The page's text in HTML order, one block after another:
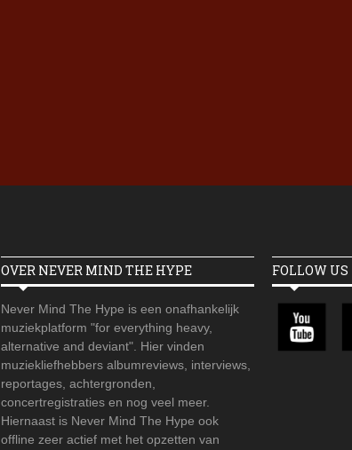
OVER NEVER MIND THE HYPE
Never Mind The Hype is een onafhankelijk
muziekplatform "for everything heavy,
alternative and deviant". Hier vinden
muziekliefhebbers albumreviews, interviews,
reportages, achtergronden,
concertregistraties en nog veel meer.
Hiernaast is Never Mind The Hype ook
offline zeer actief met het opzetten van
FOLLOW US